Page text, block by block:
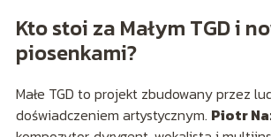
Kto stoi za Małym TGD i
piosenkami?
Małe TGD to projekt zbudowany przez
doświadczeniem artystycznym. Piotr